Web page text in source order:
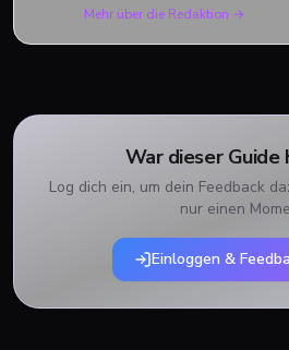
Mehr über die Redaktion →
War dieser Guide
Log dich ein, um dein Feedback
nur einen
Einloggen &